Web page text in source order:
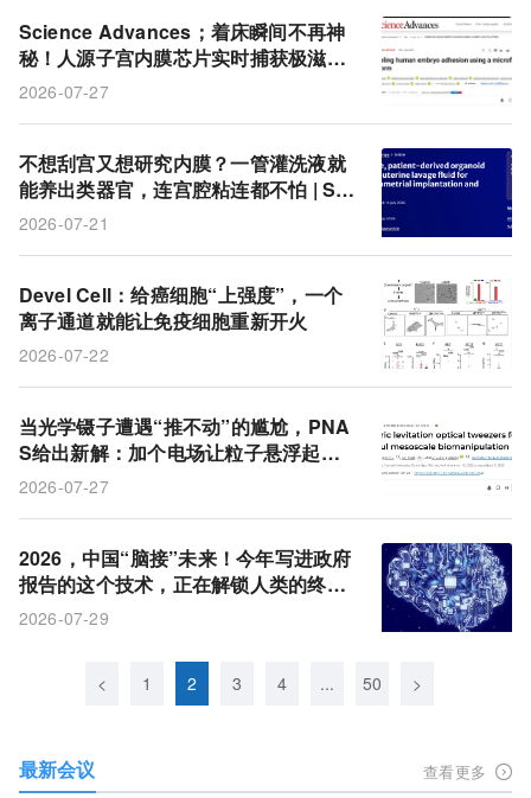
Science Advances；着床瞬间不再神
秘！人源子宫内膜芯片实时捕获极滋养
层粘附与谱系重排
2026-07-27
不想刮宫又想研究内膜？一管灌洗液就
能养出类器官，连宫腔粘连都不怕 | Ste
m Cell Research & Therapy
2026-07-21
Devel Cell：给癌细胞“上强度”，一个
离子通道就能让免疫细胞重新开火
2026-07-22
当光学镊子遭遇“推不动”的尴尬，PNA
S给出新解：加个电场让粒子悬浮起
来，百微米级类器官也能安全搬运
2026-07-27
2026，中国“脑接”未来！今年写进政府
报告的这个技术，正在解锁人类的终极
自由
2026-07-29
< 1 2 3 4 ... 50 >
最新会议 查看更多